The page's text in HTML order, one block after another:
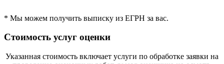
* Мы можем получить выписку из ЕГРН за вас.
Стоимость услуг оценки
Указанная стоимость включает услуги по обработке заявки на